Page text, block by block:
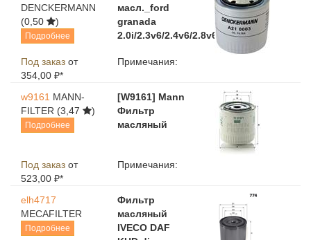
DENCKERMANN
(0,50
)
Подробнее
масл._ford
granada
2.0i/2.3v6/2.4v6/2.8v6/2.8i
Под заказ от
354,00 ₽*
Примечания:
w9161 MANN-
FILTER (3,47 )
Подробнее
[W9161] Mann
Фильтр
масляный
Под заказ от
523,00 ₽*
Примечания:
elh4717
MECAFILTER
Подробнее
Фильтр
масляный
IVECO DAF